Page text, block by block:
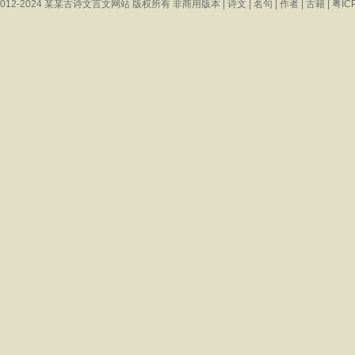
2024 某某古诗文言文网站 版权所有 非商用版本 | 诗文 名句 作者 古籍 粤